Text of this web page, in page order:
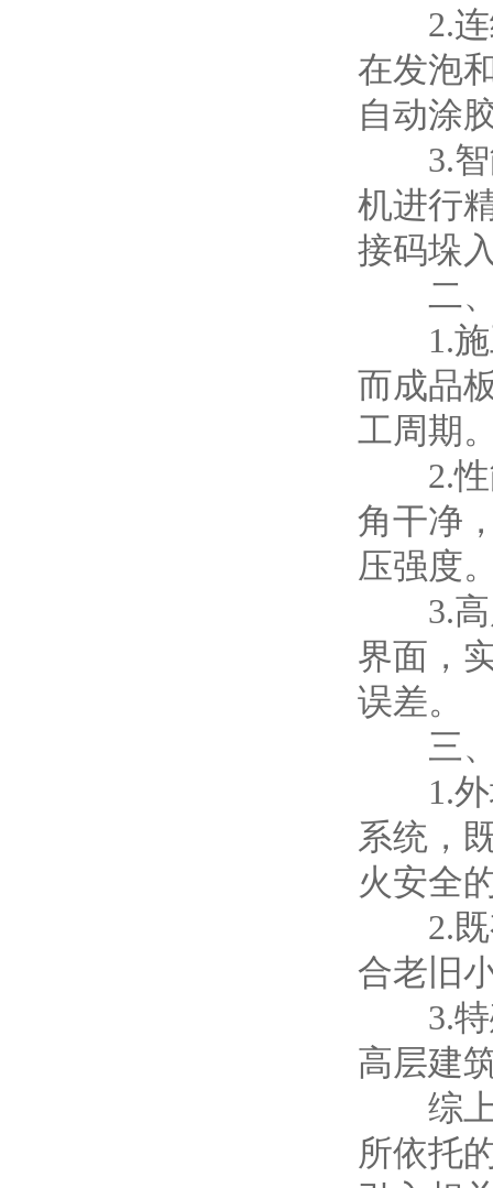
2.连续
在发泡
自动涂
3.智能
机进行
接码垛
二、
1.施工
而成品
工周期
2.性能
角干净
压强度
3.高度
界面，
误差。
三、
1.外墙
系统，
火安全
2.既有
合老旧
3.特殊
高层建
综上
所依托